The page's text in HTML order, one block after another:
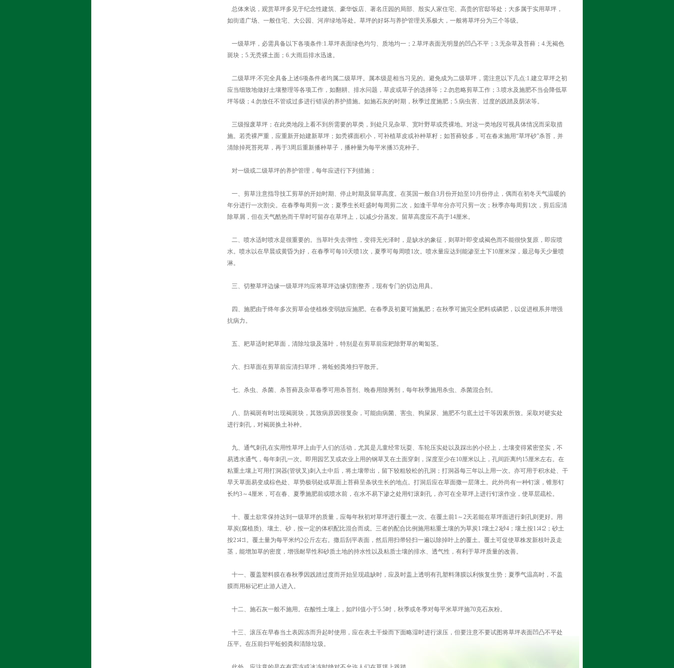
总体来说，观赏草坪多见于纪念性建筑、豪华饭店、著名庄园的局部、殷实人家住宅、高贵的官邸等处；大多属于实用草坪，
如街道广场、一般住宅、大公园、河岸绿地等处。草坪的好坏与养护管理关系极大，一般将草坪分为三个等级。
一级草坪，必需具备以下各项条件:1.草坪表面绿色均匀、质地均一；2.草坪表面无明显的凹凸不平；3.无杂草及苔藓；4.无褐色
斑块；5.无秃裸土面；6.大雨后排水迅速。
二级草坪:不完全具备上述6项条件者均属二级草坪。属本级是相当习见的。避免成为二级草坪，需注意以下几点:1.建立草坪之初
应当细致地做好土壤整理等各项工作，如翻耕、排水问题，草皮或草子的选择等；2.勿忽略剪草工作；3.喷水及施肥不当会降低草
坪等级；4.勿放任不管或过多进行错误的养护措施。如施石灰的时期，秋季过度施肥；5.病虫害、过度的践踏及荫浓等。
三级报废草坪；在此类地段上看不到所需要的草类，到处只见杂草、宽叶野草或秃裸地。对这一类地段可视具体情况而采取措
施。若秃裸严重，应重新开始建新草坪；如秃裸面积小，可补植草皮或补种草籽；如苔藓较多，可在春末施用“草坪砂”杀苔，并
清除掉死苔死草，再于3周后重新播种草子，播种量为每平米播35克种子。
对一级或二级草坪的养护管理，每年应进行下列措施；
一、剪草注意指导技工剪草的开始时期、停止时期及留草高度。在英国一般自3月份开始至10月份停止，偶而在初冬天气温暖的
年分进行一次割尖。在春季每周剪一次；夏季生长旺盛时每周剪二次，如逢干旱年分亦可只剪一次；秋季亦每周剪1次，剪后应清
除草屑，但在天气酷热而干旱时可留存在草坪上，以减少分蒸发。留草高度应不高于14厘米。
二、喷水适时喷水是很重要的。当草叶失去弹性，变得无光泽时，是缺水的象征，则草叶即变成褐色而不能很快复原，即应喷
水。喷水以在早晨或黄昏为好，在春季可每10天喷1次，夏季可每周喷1次。喷水量应达到能渗至土下10厘米深，最忌每天少量喷
淋。
三、切整草坪边缘一级草坪均应将草坪边缘切割整齐，现有专门的切边用具。
四、施肥由于终年多次剪草会使植株变弱故应施肥。在春季及初夏可施氮肥；在秋季可施完全肥料或磷肥，以促进根系并增强
抗病力。
五、耙草适时耙草面，清除垃圾及落叶，特别是在剪草前应耙除野草的匍匐茎。
六、扫草面在剪草前应清扫草坪，将蚯蚓粪堆扫平散开。
七、杀虫、杀菌、杀苔藓及杂草春季可用杀苔剂、晚春用除莠剂，每年秋季施用杀虫、杀菌混合剂。
八、防褐斑有时出现褐斑块，其致病原因很复杂，可能由病菌、害虫、狗屎尿、施肥不匀底土过干等因素所致。采取对硬实处
进行刺孔，对褐斑换土补种。
九、通气刺孔在实用性草坪上由于人们的活动，尤其是儿童经常玩耍、车轮压实处以及踩出的小径上，土壤变得紧密坚实，不
易透水通气，每年刺孔一次。即用园艺叉或农业上用的钢草叉在土面穿刺，深度至少在10厘米以上，孔间距离约15厘米左右。在
粘重土壤上可用打洞器(管状叉)刺入土中后，将土壤带出，留下较粗较松的孔洞；打洞器每三年以上用一次。亦可用于积水处、干
旱天草面易变成棕色处、草势极弱处或草面上苔藓呈条状生长的地点。打洞后应在草面撒一层薄土。此外尚有一种钉滚，锥形钉
长约3～4厘米，可在春、夏季施肥前或喷水前，在水不易下渗之处用钉滚刺孔，亦可在全草坪上进行钉滚作业，使草层疏松。
十、覆土欲常保持达到一级草坪的质量，应每年秋初对草坪进行覆土一次。在覆土前1～2天若能在草坪面进行刺孔则更好。用
草炭(腐植质)、壤土、砂，按一定的体积配比混合而成。三者的配合比例施用粘重土壤的为草炭1∶壤土2∶砂4；壤土按1∶4∶2；砂土
按2∶4∶1。覆土量为每平米约2公斤左右。撒后刮平表面，然后用扫帚轻扫一遍以除掉叶上的覆土。覆土可促使草株发新枝叶及走
茎，能增加草的密度，增强耐旱性和砂质土地的持水性以及粘质士壤的排水、透气性，有利于草坪质量的改善。
十一、覆盖塑料膜在春秋季因践踏过度而开始呈现疏缺时，应及时盖上透明有孔塑料薄膜以利恢复生势；夏季气温高时，不盖
膜而用标记栏止游人进入。
十二、施石灰一般不施用。在酸性土壤上，如PH值小于5.5时，秋季或冬季对每平米草坪施70克石灰粉。
十三、滚压在早春当土表因冻而升起时使用，应在表土干燥而下面略湿时进行滚压，但要注意不要试图将草坪表面凹凸不平处
压平。在压前扫平蚯蚓粪和清除垃圾。